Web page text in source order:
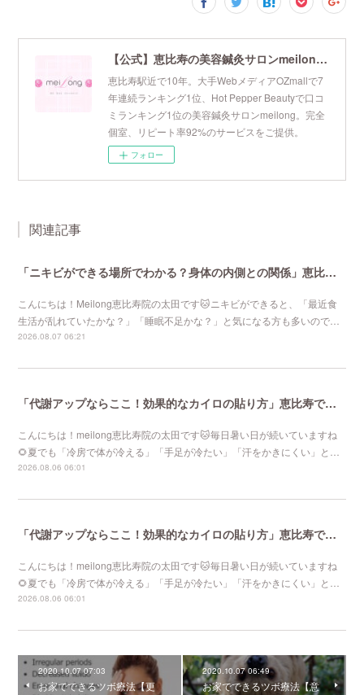
【公式】恵比寿の美容鍼灸サロンmeilong｜ツボを押さえた針・お灸の治療で美容と健康を叶えます
恵比寿駅近で10年。大手WebメディアOZmallで7
年連続ランキング1位、Hot Pepper Beautyで口コ
ミランキング1位の美容鍼灸サロンmeilong。完全
個室、リピート率92%のサービスをご提供。
フォロー
関連記事
「ニキビができる場所でわかる？身体の内側との関係」恵比寿で口コミNo 1美容鍼灸ならmeilong
こんにちは！Meilong恵比寿院の太田です🐱ニキビができると、「最近食
生活が乱れていたかな？」「睡眠不足かな？」と気になる方も多いので…
2026.08.07 06:21
「代謝アップならここ！効果的なカイロの貼り方」恵比寿で口コミNo 1美容鍼灸ならmeilong
こんにちは！meilong恵比寿院の太田です🐱毎日暑い日が続いていますね
🌻夏でも「冷房で体が冷える」「手足が冷たい」「汗をかきにくい」と…
2026.08.06 06:01
「代謝アップならここ！効果的なカイロの貼り方」恵比寿で口コミNo 1美容鍼灸ならmeilong
こんにちは！meilong恵比寿院の太田です🐱毎日暑い日が続いていますね
🌻夏でも「冷房で体が冷える」「手足が冷たい」「汗をかきにくい」と…
2026.08.06 06:01
2020.10.07 07:03
お家でできるツボ療法【更
2020.10.07 06:49
お家でできるツボ療法【意